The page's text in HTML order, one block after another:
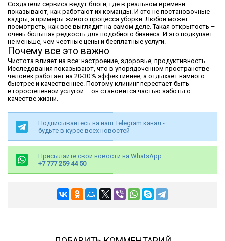
Создатели сервиса ведут блоги, где в реальном времени
показывают, как работают их команды. И это не постановочные
кадры, а примеры живого процесса уборки. Любой может
посмотреть, как все выглядит на самом деле. Такая открытость –
очень большая редкость для подобного бизнеса. И это подкупает
не меньше, чем честные цены и бесплатные услуги.
Почему все это важно
Чистота влияет на все: настроение, здоровье, продуктивность.
Исследования показывают, что в упорядоченном пространстве
человек работает на 20-30 % эффективнее, а отдыхает намного
быстрее и качественнее. Поэтому клининг перестает быть
второстепенной услугой – он становится частью заботы о
качестве жизни.
Подписывайтесь на наш Telegram канал -
будьте в курсе всех новостей
Присылайте свои новости на WhatsApp
+7 777 259 44 50